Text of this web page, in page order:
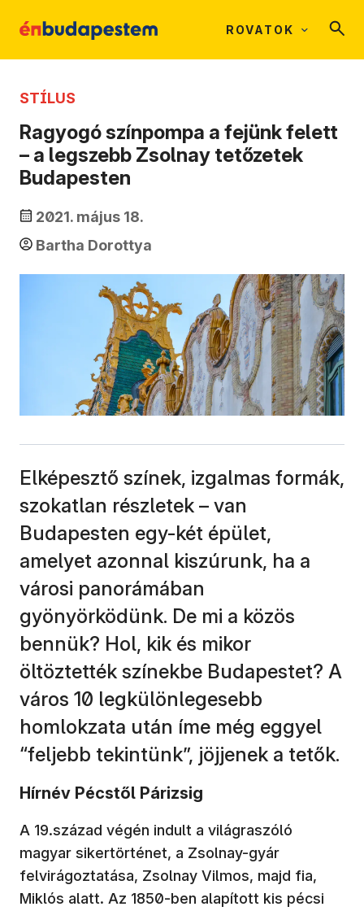
ROVATOK
STÍLUS
Ragyogó színpompa a fejünk felett
– a legszebb Zsolnay tetőzetek
Budapesten
2021. május 18.
Bartha Dorottya
Elképesztő színek, izgalmas formák,
szokatlan részletek – van
Budapesten egy-két épület,
amelyet azonnal kiszúrunk, ha a
városi panorámában
gyönyörködünk. De mi a közös
bennük? Hol, kik és mikor
öltöztették színekbe Budapestet? A
város 10 legkülönlegesebb
homlokzata után íme még eggyel
“feljebb tekintünk”, jöjjenek a tetők.
Hírnév Pécstől Párizsig
A 19.század végén indult a világraszóló
magyar sikertörténet, a Zsolnay-gyár
felvirágoztatása, Zsolnay Vilmos, majd fia,
Miklós alatt. Az 1850-ben alapított kis pécsi